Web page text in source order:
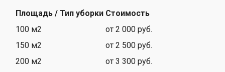
Площадь / Тип уборки Стоимость
100 м2
от 2 000 руб.
150 м2
от 2 500 руб.
200 м2
от 3 300 руб.